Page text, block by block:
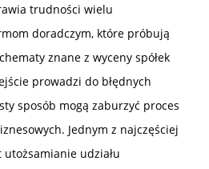
trudności wielu
doradczym, które próbują
znane z wyceny spółek
prowadzi do błędnych
sposób mogą zaburzyć proces
Jednym z najczęściej
utożsamianie udziału